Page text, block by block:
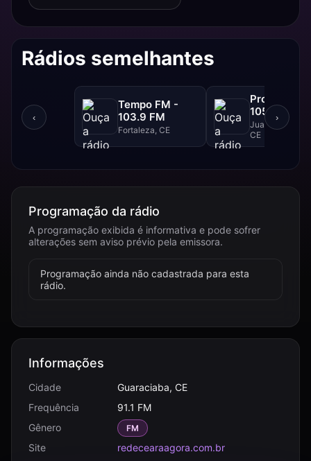
Rádios semelhantes
‹
Tempo FM -
103.9 FM
Fortaleza, CE
Progresso
105.1 FM
Juazeiro Do
CE
›
Programação da rádio
A programação exibida é informativa e pode sofrer
alterações sem aviso prévio pela emissora.
Programação ainda não cadastrada para esta
rádio.
Informações
Cidade
Guaraciaba, CE
Frequência
91.1 FM
Gênero
FM
Site
redecearaagora.com.br